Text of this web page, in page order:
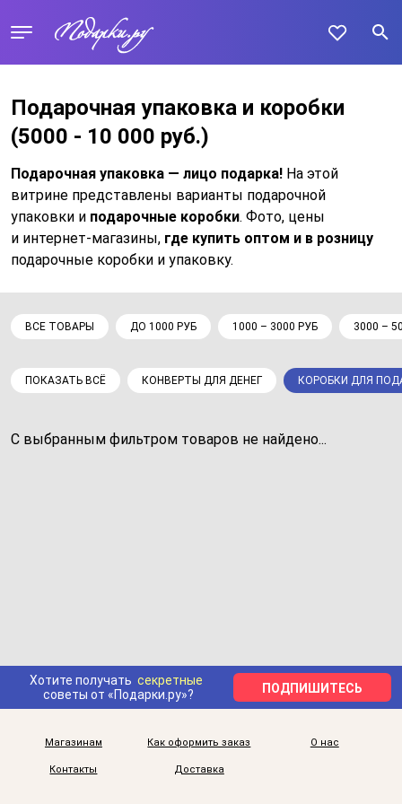
Подарочная упаковка и коробки
(5000 - 10 000 руб.)
Подарочная упаковка — лицо подарка! На этой
витрине представлены варианты подарочной
упаковки и подарочные коробки. Фото, цены
и интернет-магазины, где купить оптом и в розницу
подарочные коробки и упаковку.
ВСЕ ТОВАРЫ ДО 1000 РУБ 1000 – 3000 РУБ 3000 –
ПОКАЗАТЬ ВСЁ КОНВЕРТЫ ДЛЯ ДЕНЕГ КОРОБКИ ДЛЯ
С выбранным фильтром товаров не найдено...
Хотите получать секретные
советы от «Подарки.ру»?
ПОДПИШИТЕСЬ
Магазинам Как оформить заказ О нас
Контакты Доставка